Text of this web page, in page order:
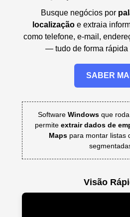
Busque negócios por
localização e extraia
como telefone, e-mail,
— tudo de forma rápida
SABER
Software Windows que
permite extrair dados de
Mapspara montar listas
Visão